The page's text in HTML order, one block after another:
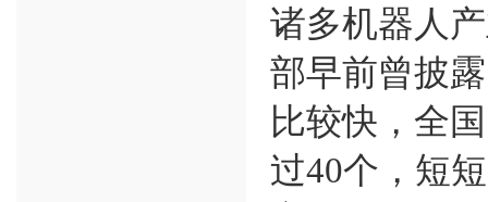
诸多机器人
部早前曾披
比较快，全
过40个，短